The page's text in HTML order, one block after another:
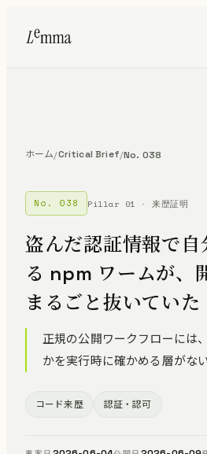
ホーム/Critical Brief/No. 038
No. 038 Pillar 01 · 来歴証明
盗んだ認証情報で自
る npm ワームが、
まるごと抜いていた
正規の公開ワークフローには
かを実行時に確かめる層がな
コード来歴 認証・認可